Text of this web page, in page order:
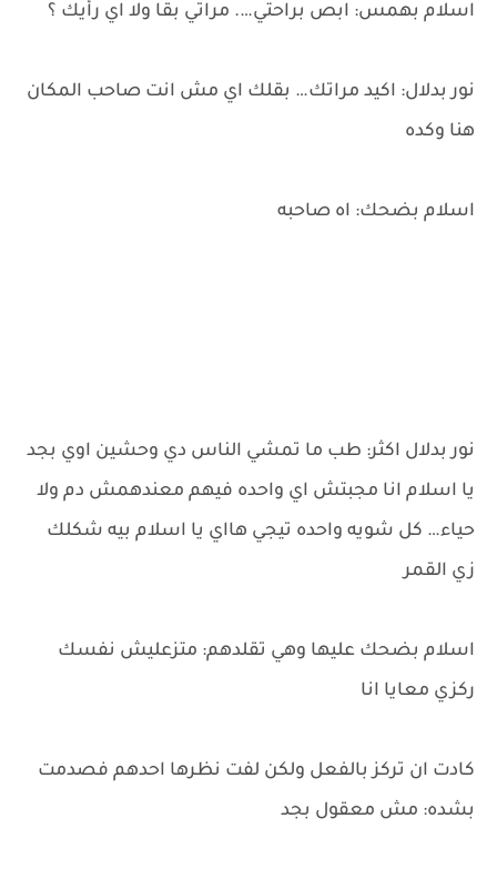
اسلام بهمس: ابص براحتي…. مراتي بقا ولا اي رأيك ؟
نور بدلال: اكيد مراتك… بقلك اي مش انت صاحب المكان
هنا وكده
اسلام بضحك: اه صاحبه
نور بدلال اكثر: طب ما تمشي الناس دي وحشين اوي بجد
يا اسلام انا مجبتش اي واحده فيهم معندهمش دم ولا
حياء… كل شويه واحده تيجي هااي يا اسلام بيه شكلك
زي القمر
اسلام بضحك عليها وهي تقلدهم: متزعليش نفسك
ركزي معايا انا
كادت ان تركز بالفعل ولكن لفت نظرها احدهم فصدمت
بشده: مش معقول بجد